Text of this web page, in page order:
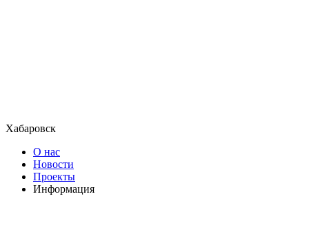
Хабаровск
О нас
Новости
Проекты
Информация